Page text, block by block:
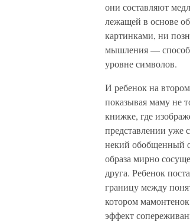
они составляют
лежащей в основе
картинками, ни
мышления —
уровне символов.
И ребенок на
показывая маму не
книжке, где
представлении уже
некий обобщенный
образа мирно
друга. Ребенок
границу между
котором
эффект